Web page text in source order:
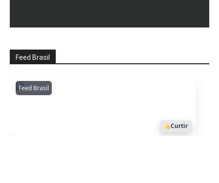
Feed Brasil
Feed BrasilAmazonianarede
1053
Curtir